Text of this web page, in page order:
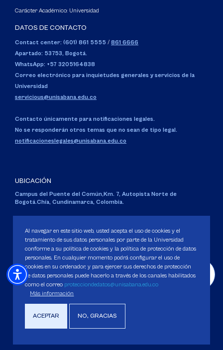
Carácter Académico: Universidad
DATOS DE CONTACTO
Contact center: (601) 861 5555 / 861 6666
Apartado: 53753, Bogotá.
WhatsApp: +57 3205164838
Correo electrónico para inquietudes generales y servicios de la
Universidad
servicious@unisabana.edu.co
Contacto únicamente para notificaciones legales.
No se responderán otros temas que no sean de tipo legal.
notificacioneslegales@unisabana.edu.co
UBICACIÓN
Campus del Puente del Común,Km. 7, Autopista Norte de
Bogotá.Chía, Cundinamarca, Colombia.
Personería Jurídica:Resolución 130 del 14 de enero de 1980.
Ministerio de Educación Nacional.
Política de Protección de datos
Derechos Pecuniarios
Al navegar en este sitio web, usted acepta el uso de cookies y el
tratamiento de sus datos personales por parte de la Universidad
conforme a su política de cookies y la política de protección de datos
personales. En cualquier momento podrá configurar el uso de
cookies en su ordenador, y para ejercer sus derechos de protección
de datos personales puede hacerlo a través de los canales habilitados
como el correo protecciondedatos@unisabana.edu.co
Más información
ACEPTAR NO, GRACIAS